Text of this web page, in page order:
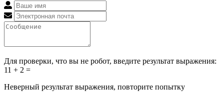
Для проверки, что вы не робот, введите результат выражения:
11 + 2 =
Неверный результат выражения, повторите попытку